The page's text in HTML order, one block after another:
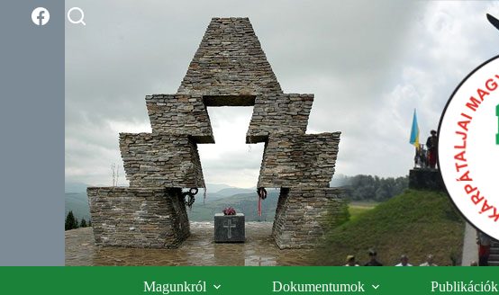
Magunkról Dokumentumok Publikációk